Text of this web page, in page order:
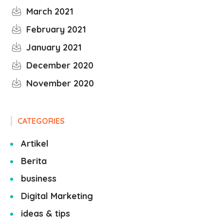
March 2021
February 2021
January 2021
December 2020
November 2020
CATEGORIES
Artikel
Berita
business
Digital Marketing
ideas & tips